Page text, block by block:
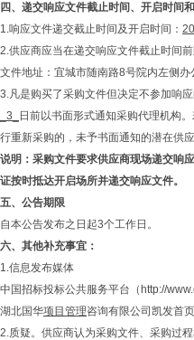
四、 递交响应文件截止时间、开启时间
1.响应文件递交截止时间及开启时间：
2.供应商应当在递交响应文件截止时间
文件地址：宜城市随南路8号院内左侧办
3.凡是购买了采购文件但决定不参加响
_3_
日前以书面形式通知采购代理机构
行重新采购的，未予书面通知的潜在供
说明：采购文件要求供应商现场递交响
证按时抵达开启场所并递交响应文件。
五、 公告期限
自本公告发布之日起3个工作日。
六、 其他补充事宜：
1.信息发布媒体
中国招标投标公共服务平台（http://
湖北国华项目管理咨询有限公司凯发首
2.质疑。供应商认为采购文件、采购过